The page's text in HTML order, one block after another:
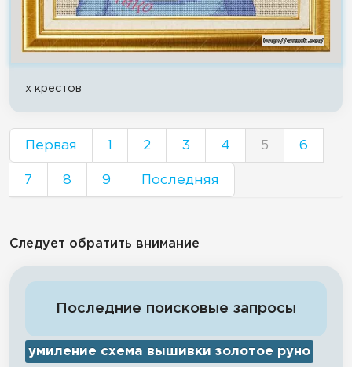
x крестов
Первая 1 2 3 4 5 6
7 8 9 Последняя
Следует обратить внимание
Последние поисковые запросы
умиление схема вышивки золотое руно